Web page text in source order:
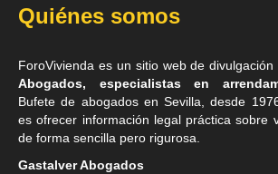
Quiénes somos
ForoVivienda es un sitio web de divulgación
Abogados, especialistas en
Bufete de abogados en Sevilla , desde
es ofrecer información legal práctica sobre
de forma sencilla pero rigurosa.
Gastalver Abogados